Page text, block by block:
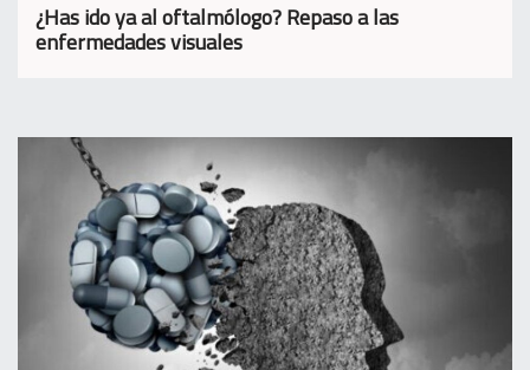
¿Has ido ya al oftalmólogo? Repaso a las
enfermedades visuales